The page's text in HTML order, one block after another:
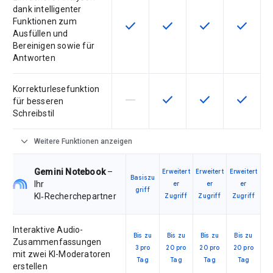
dank intelligenter
Funktionen zum
Ausfüllen und
Bereinigen sowie für
Antworten
Diese Funktion ist für die
check Diese Funktion ist für die
check Diese Funktion
check Diese
check
Korrekturlesefunktion
für besseren
Schreibstil
Diese Funktion ist für die
horizontal_rule Diese Funktion ist für die
check Diese Funktion
check Diese
check
expand_more Weitere Funktionen anzeigen
Gemini Notebook–
Ihr
KI‑Recherchepartner
Basiszu
griff
Erweitert
er
Zugriff
Erweitert
er
Zugriff
Erweitert
er
Zugriff
Interaktive Audio-
Zusammenfassungen
mit zwei KI-Moderatoren
erstellen
Bis zu
3 pro
Tag
Bis zu
20 pro
Tag
Bis zu
20 pro
Tag
Bis zu
20 pro
Tag